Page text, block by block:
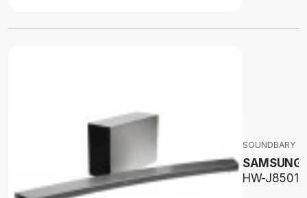
SOUNDBARY
SAMSUNG
HW-J8501